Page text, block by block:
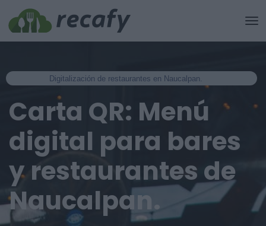
Digitalización de restaurantes en Naucalpan.
Carta QR: Menú
digital para bares
y restaurantes de
Naucalpan.